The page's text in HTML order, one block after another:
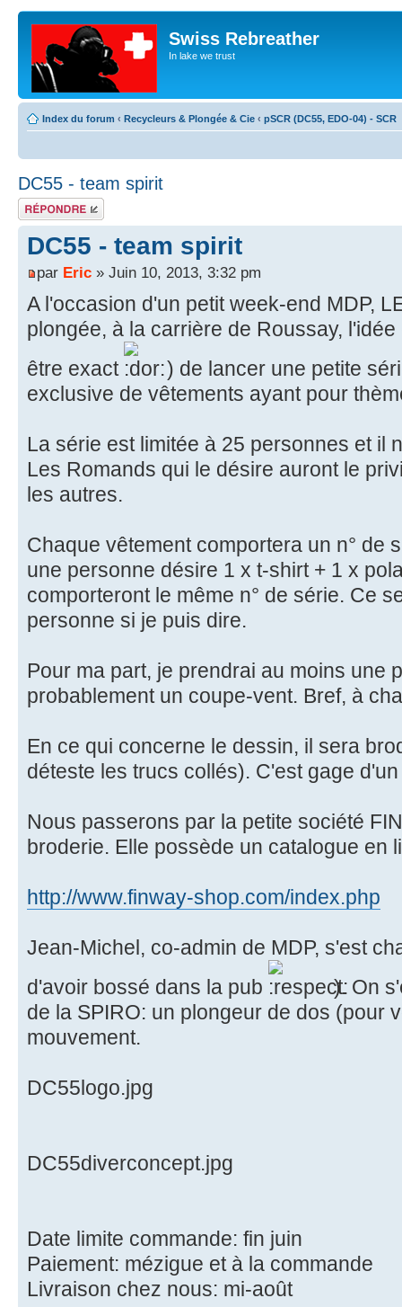
Swiss Rebreather
In lake we trust
Index du forum ‹ Recycleurs & Plongée & Cie ‹ pSCR (DC55, EDO-04) - SCR
DC55 - team spirit
Répondre
DC55 - team spirit
par Eric » Juin 10, 2013, 3:32 pm
A l'occasion d'un petit week-end MDP,
plongée, à la carrière de Roussay,
être exact
) de lancer une petite
exclusive de vêtements ayant pour
La série est limitée à 25 personnes et il
Les Romands qui le désire auront le
les autres.
Chaque vêtement comportera un n° de
une personne désire 1 x t-shirt + 1 x
comporteront le même n° de série. Ce
personne si je puis dire.
Pour ma part, je prendrai au moins une
probablement un coupe-vent. Bref, à
En ce qui concerne le dessin, il sera
déteste les trucs collés). C'est gage
Nous passerons par la petite société
broderie. Elle possède un catalogue en
http://www.finway-shop.com/index.php
Jean-Michel, co-admin de MDP, s'est
d'avoir bossé dans la pub
). On
de la SPIRO: un plongeur de dos (pour
mouvement.
DC55logo.jpg
DC55diverconcept.jpg
Date limite commande: fin juin
Paiement: mézigue et à la commande
Livraison chez nous: mi-août